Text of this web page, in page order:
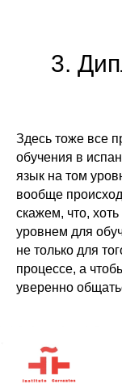
3.
Здесь тоже все
обучения в
язык на том
вообще
скажем, что,
уровнем для
не только для
процессе, а
уверенно